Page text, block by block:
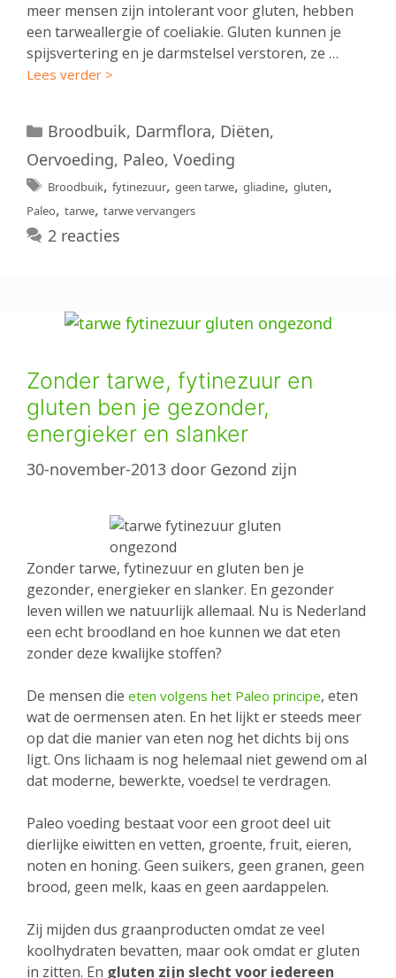
meer mensen zijn intolerant voor gluten, hebben
een tarweallergie of coeliakie. Gluten kunnen je
spijsvertering en je darmstelsel verstoren, ze …
Lees verder >
Categorieën
Broodbuik, Darmflora, Diëten,
Oervoeding, Paleo, Voeding
Tags
Broodbuik, fytinezuur, geen tarwe, gliadine, gluten,
Paleo, tarwe, tarwe vervangers
2 reacties
Zonder tarwe, fytinezuur en
gluten ben je gezonder,
energieker en slanker
30-november-2013 door Gezond zijn
Zonder tarwe, fytinezuur en gluten ben je
gezonder, energieker en slanker. En gezonder
leven willen we natuurlijk allemaal. Nu is Nederland
een echt broodland en hoe kunnen we dat eten
zonder deze kwalijke stoffen?
De mensen die eten volgens het Paleo principe, eten
wat de oermensen aten. En het lijkt er steeds meer
op dat die manier van eten nog het dichts bij ons
ligt. Ons lichaam is nog helemaal niet gewend om al
dat moderne, bewerkte, voedsel te verdragen.
Paleo voeding bestaat voor een groot deel uit
dierlijke eiwitten en vetten, groente, fruit, eieren,
noten en honing. Geen suikers, geen granen, geen
brood, geen melk, kaas en geen aardappelen.
Zij mijden dus graanproducten omdat ze veel
koolhydraten bevatten, maar ook omdat er gluten
in zitten. En gluten zijn slecht voor iedereen